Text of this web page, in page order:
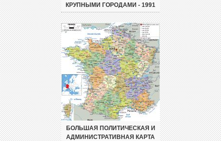
КРУПНЫМИ ГОРОДАМИ - 1991
БОЛЬШАЯ ПОЛИТИЧЕСКАЯ И
АДМИНИСТРАТИВНАЯ КАРТА